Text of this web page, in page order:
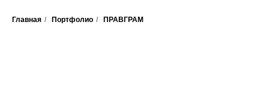
Главная / Портфолио / ПРАВГРАМ